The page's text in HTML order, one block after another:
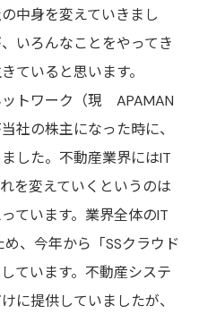
中身を変えていきまし
いろんなことをやってき
ていると思います。
トワーク（現 APAMAN
社の株主になった時に、
した。不動産業界にはIT
を変えていくというのは
ています。業界全体のIT
、今年から「SSクラウド
ています。不動産システ
に提供していましたが、